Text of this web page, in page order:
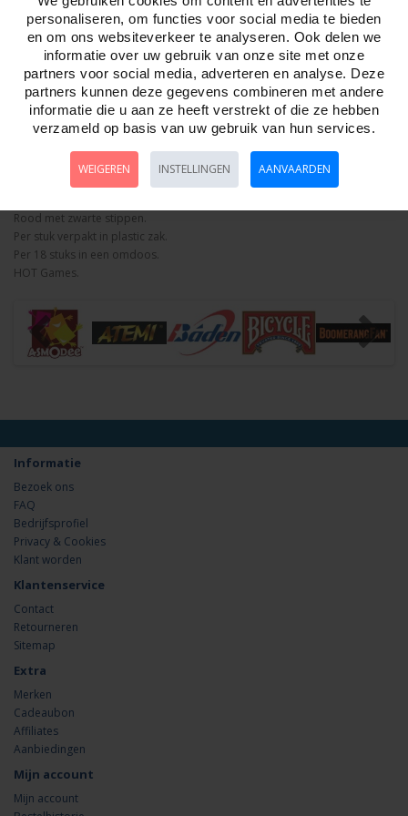
Aantal
Bestellen
Rood met zwarte stippen.
Per stuk verpakt in plastic zak.
Per 18 stuks in een omdoos.
HOT Games.
Informatie
Bezoek ons
FAQ
Bedrijfsprofiel
Privacy & Cookies
Klant worden
Klantenservice
Contact
Retourneren
Sitemap
Extra
Merken
Cadeaubon
Affiliates
Aanbiedingen
Mijn account
Mijn account
personaliseren, om functies voor social media te bieden
en om ons websiteverkeer te analyseren. Ook delen we
informatie over uw gebruik van onze site met onze
partners voor social media, adverteren en analyse. Deze
partners kunnen deze gegevens combineren met andere
informatie die u aan ze heeft verstrekt of die ze hebben
verzameld op basis van uw gebruik van hun services.
WEIGEREN INSTELLINGEN AANVAARDEN